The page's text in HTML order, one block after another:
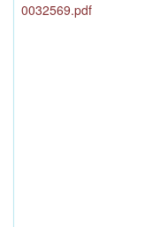
0032569.pdf